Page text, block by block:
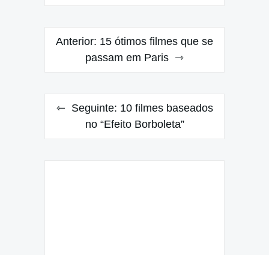
Navegação
Anterior: 15 ótimos filmes que se
passam em Paris
Seguinte: 10 filmes baseados
no “Efeito Borboleta”